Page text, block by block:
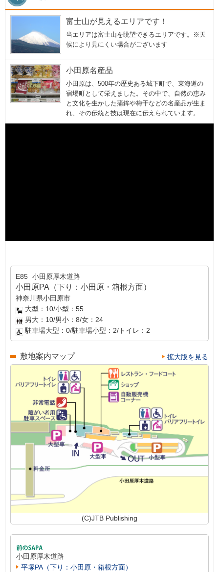
富士山が見えるエリアです！
当エリアは富士山を眺望できるエリアです。※天
候により見にくい場合がございます
小田原名産品
小田原は、500年の歴史ある城下町で、東海道の
宿場町として栄えました。その中で、自然の恵み
と文化を生かした蒲鉾や梅干などの名産品が生ま
れ、その伝統と技は現在に伝えられています。
E85 小田原厚木道路
小田原PA（下り：小田原・箱根方面）
神奈川県小田原市
大型：10/小型：55
男大：10/男小：8/女：24
駐車場大型：0/駐車場小型：2/トイレ：2
敷地案内マップ 拡大版を見る
(C)JTB Publishing
小田原厚木道路
平塚PA（下り：小田原・箱根方面）